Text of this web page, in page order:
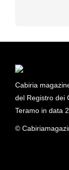
Cabiria
del Registro dei
Teramo in data
©